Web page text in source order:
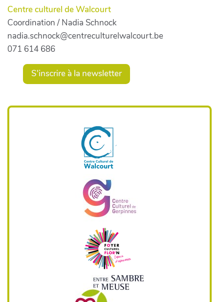
Centre culturel de Walcourt
Coordination / Nadia Schnock
nadia.schnock@centreculturelwalcourt.be
071 614 686
S'inscrire à la newsletter